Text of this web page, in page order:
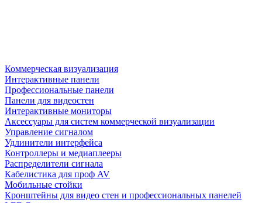
Коммерческая визуализация
Интерактивные панели
Профессиональные панели
Панели для видеостен
Интерактивные мониторы
Аксессуары для систем коммерческой визуализации
Управление сигналом
Удлинители интерфейса
Контроллеры и медиаплееры
Распределители сигнала
Кабелистика для проф AV
Мобильные стойки
Кронштейны для видео стен и профессиональных панелей